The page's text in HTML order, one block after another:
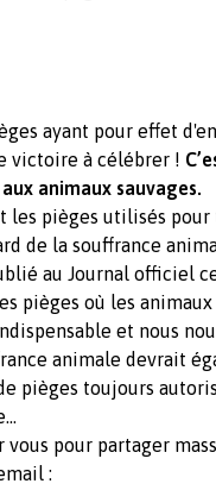
ayant pour effet
victoire à célébrer !
animaux sauvages.
les pièges utilisés
de la souffrance
au Journal officiel
pièges où les
et nous
animale devrait
pièges toujours
vous pour partager
: